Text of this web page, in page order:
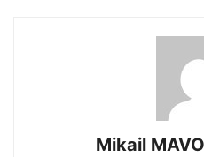
Mikail